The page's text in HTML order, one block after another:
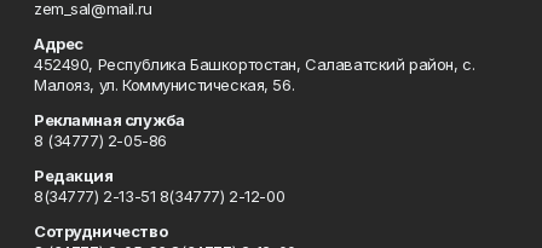
zem_sal@mail.ru
Адрес
452490, Республика Башкортостан, Салаватский район, с.
Малояз, ул. Коммунистическая, 56.
Рекламная служба
8 (34777) 2-05-86
Редакция
8(34777) 2-13-51 8(34777) 2-12-00
Сотрудничество